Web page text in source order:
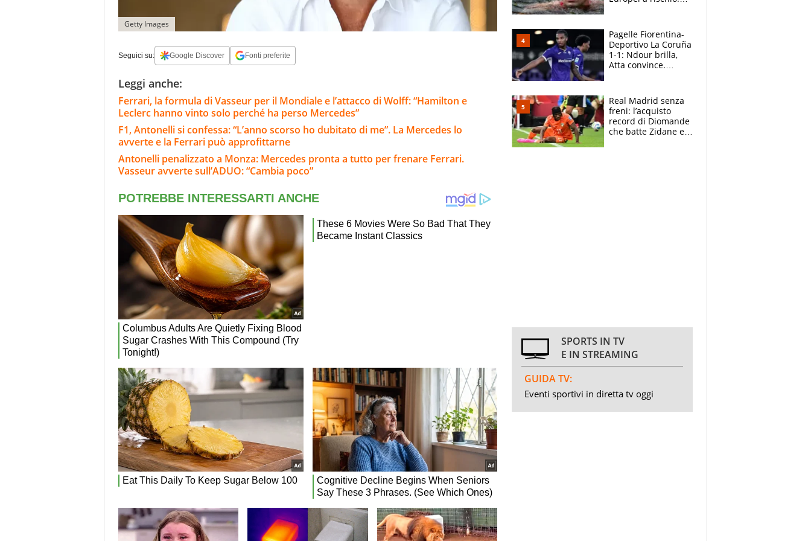
Getty Images
Seguici su: Google Discover Fonti preferite
Leggi anche:
Ferrari, la formula di Vasseur per il Mondiale e l’attacco di Wolff: “Hamilton e
Leclerc hanno vinto solo perché ha perso Mercedes”
F1, Antonelli si confessa: “L’anno scorso ho dubitato di me”. La Mercedes lo
avverte e la Ferrari può approfittarne
Antonelli penalizzato a Monza: Mercedes pronta a tutto per frenare Ferrari.
Vasseur avverte sull’ADUO: “Cambia poco”
adesso
Pagelle Fiorentina-
Deportivo La Coruña
1-1: Ndour brilla,
Atta convince.
Real Madrid senza
freni: l’acquisto
record di Diomande
che batte Zidane e
SPORTS IN TV
E IN STREAMING
GUIDA TV:
Eventi sportivi in diretta tv oggi